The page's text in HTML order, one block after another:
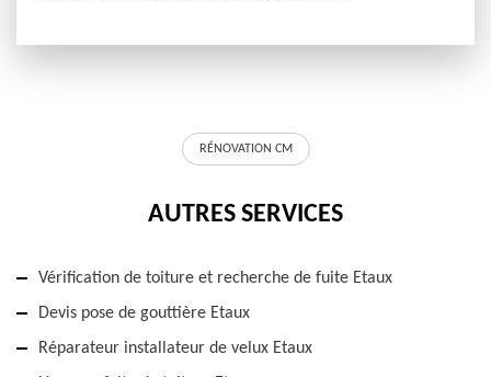
RÉNOVATION CM
AUTRES SERVICES
Vérification de toiture et recherche de fuite Etaux
Devis pose de gouttière Etaux
Réparateur installateur de velux Etaux